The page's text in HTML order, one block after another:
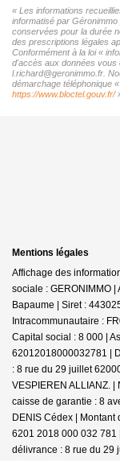
« Les informations
informatisé par
conservées pour la durée
des prescriptions légales
Conformément à la loi «
d'accès aux données vous
l.richard@geronimmo.fr.
démarchage téléphonique
https://www.bloctel.gouv.fr/
Mentions légales
Affichage des
sociale : GERONIMMO
Bapaume | Siret :
Intracommunautaire :
Capital social : 8 000 |
62012018000032781 |
: 8 rue du 29 juillet
VESPIEREN ALLIANZ.
caisse de garantie : 8
DENIS Cédex | Montant
6201 2018 000 032 781
délivrance : 8 rue du 29